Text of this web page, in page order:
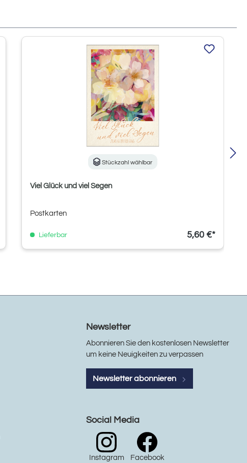
Stückzahl wählbar
Viel Glück und viel Segen
Postkarten
Lieferbar 5,60 €*
Newsletter
Abonnieren Sie den kostenlosen Newsletter
um keine Neuigkeiten zu verpassen
Newsletter abonnieren
Social Media
Instagram Facebook